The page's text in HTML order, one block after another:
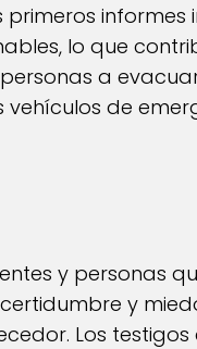
informes
lo que
a
vehículos de
y personas
y
Los